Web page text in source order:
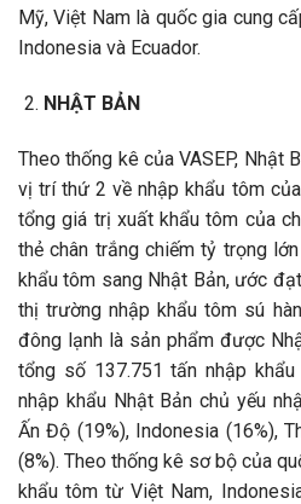
Mỹ, Việt Nam là quốc gia cung
Indonesia và Ecuador.
NHẬT BẢN
Theo thống kê của VASEP, Nhật
vị trí thứ 2 về nhập khẩu tôm
tổng giá trị xuất khẩu tôm của
thẻ chân trắng chiếm tỷ trọng
khẩu tôm sang Nhật Bản, ước
thị trường nhập khẩu tôm sú
đông lạnh là sản phẩm được
tổng số 137.751 tấn nhập
nhập khẩu Nhật Bản chủ yếu
Ấn Độ (19%), Indonesia (16%),
(8%). Theo thống kê sơ bộ của
khẩu tôm từ Việt Nam,